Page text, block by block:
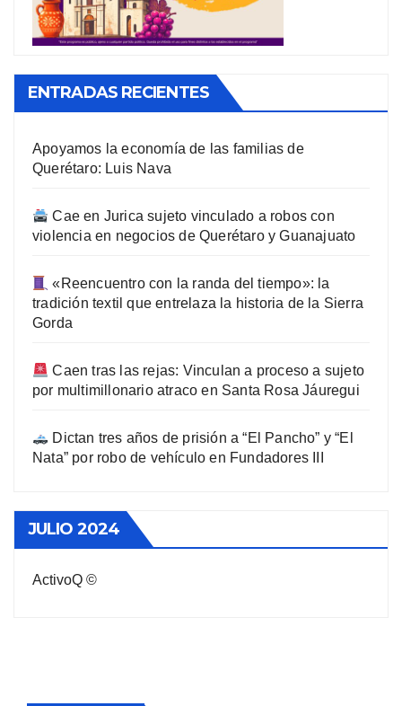
ENTRADAS RECIENTES
Apoyamos la economía de las familias de
Querétaro: Luis Nava
Cae en Jurica sujeto vinculado a robos con
violencia en negocios de Querétaro y Guanajuato
«Reencuentro con la randa del tiempo»: la
tradición textil que entrelaza la historia de la Sierra
Gorda
Caen tras las rejas: Vinculan a proceso a sujeto
por multimillonario atraco en Santa Rosa Jáuregui
Dictan tres años de prisión a “El Pancho” y “El
Nata” por robo de vehículo en Fundadores III
JULIO 2024
ActivoQ ©